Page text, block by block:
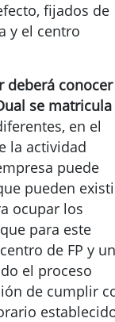
fijados de
y el centro
deberá conocer
se matricula
en el
la actividad
puede
pueden
ocupar los
para este
de FP y un
el proceso
de cumplir